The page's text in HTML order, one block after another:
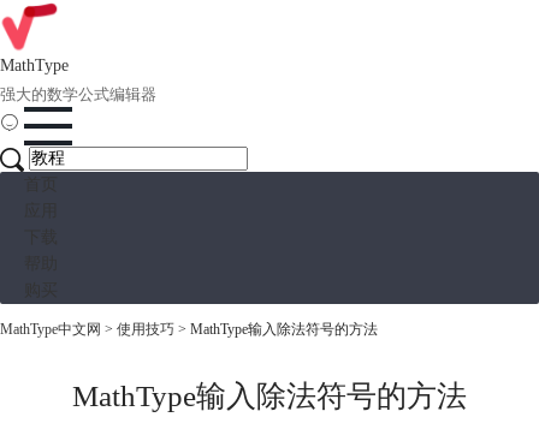
MathType
强大的数学公式编辑器
MathType中文网 > 使用技巧 > MathType输入除法符号的方法
MathType输入除法符号的方法